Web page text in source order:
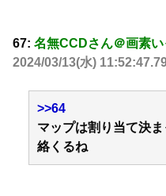
67: 名無CCDさん＠画素
2024/03/13(水)
>>64
マップは割り当て決
絡くるね